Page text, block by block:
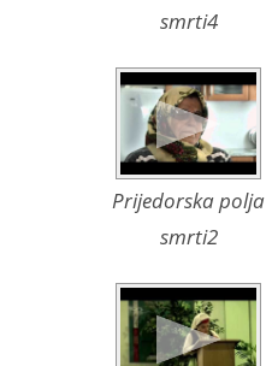
smrti4
Prijedorska polja
smrti2